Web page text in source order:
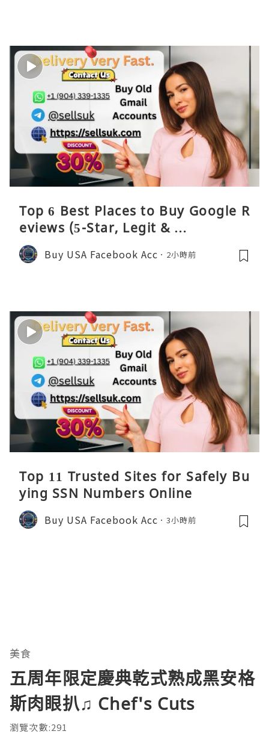
Top 6 Best Places to Buy Google R
eviews (5-Star, Legit & …
Buy USA Facebook Acc 2小時前
Top 11 Trusted Sites for Safely Bu
ying SSN Numbers Online
Buy USA Facebook Acc 3小時前
美食
五周年限定慶典乾式熟成黑安格
斯肉眼扒♫ Chef's Cuts
瀏覽次數:291